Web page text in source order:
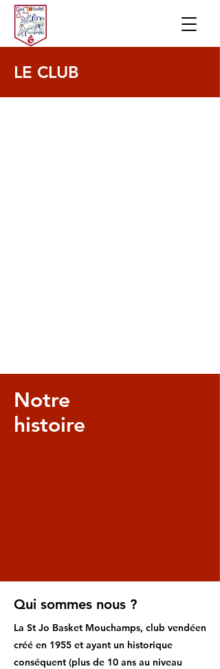
LE CLUB
Notre
histoire
Qui sommes nous ?
La St Jo Basket Mouchamps, club vendéen
créé en 1955 et ayant un historique
conséquent (plus de 10 ans au niveau